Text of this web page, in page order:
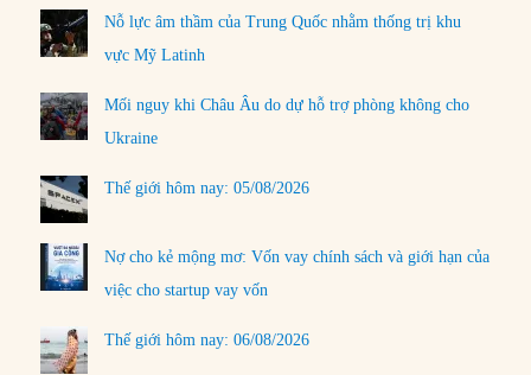
Nỗ lực âm thầm của Trung Quốc nhằm thống trị khu
vực Mỹ Latinh
Mối nguy khi Châu Âu do dự hỗ trợ phòng không cho
Ukraine
Thế giới hôm nay: 05/08/2026
Nợ cho kẻ mộng mơ: Vốn vay chính sách và giới hạn của
việc cho startup vay vốn
Thế giới hôm nay: 06/08/2026